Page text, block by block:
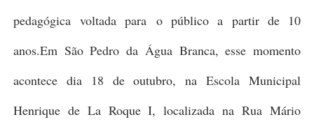
pedagógicavoltada para o público a partir de 10
anos.Em São Pedro da Água Branca, esse momento
acontece dia 18 de outubro, na Escola Municipal
Henrique de La Roque I, localizada na Rua Mário